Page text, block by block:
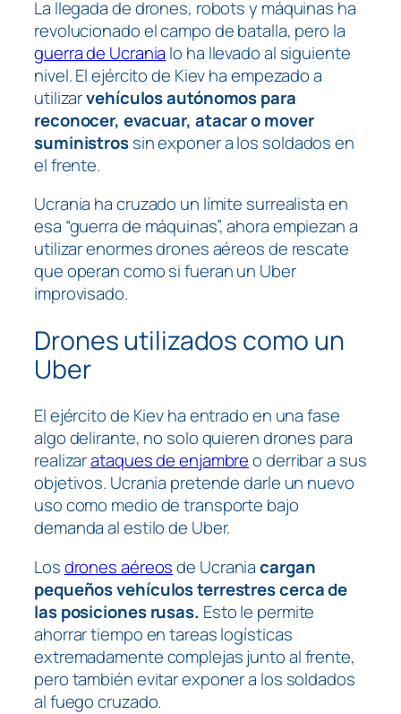
La llegada de drones, robots y máquinas ha
revolucionado el campo de batalla, pero la
guerra de Ucrania lo ha llevado al siguiente
nivel. El ejército de Kiev ha empezado a
utilizarvehículos autónomos para
reconocer, evacuar, atacar o mover
suministrossin exponer a los soldados en
el frente.
Ucrania ha cruzado un límite surrealista en
esa “guerra de máquinas”, ahora empiezan a
utilizar enormes drones aéreos de rescate
que operan como si fueran un Uber
improvisado.
Drones utilizados como un
Uber
El ejército de Kiev ha entrado en una fase
algo delirante, no solo quieren drones para
realizarataques de enjambreo derribar a sus
objetivos. Ucrania pretende darle un nuevo
uso como medio de transporte bajo
demanda al estilo de Uber.
Losdrones aéreosde Ucraniacargan
pequeños vehículos terrestres cerca de
las posiciones rusas. Esto le permite
ahorrar tiempo en tareas logísticas
extremadamente complejas junto al frente,
pero también evitar exponer a los soldados
al fuego cruzado.